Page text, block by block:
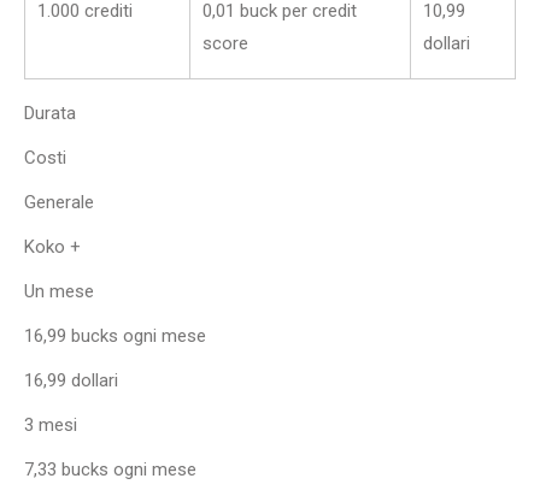
1.000 crediti
0,01 buck per credit
score
10,99
dollari
Durata
Costi
Generale
Koko +
Un mese
16,99 bucks ogni mese
16,99 dollari
3 mesi
7,33 bucks ogni mese